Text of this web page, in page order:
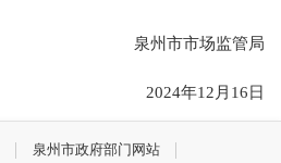
泉州市市场监管局
2024年12月16日
泉州市政府部门网站